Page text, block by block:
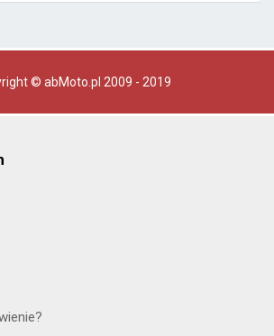
© abMoto.pl 2009 - 2019